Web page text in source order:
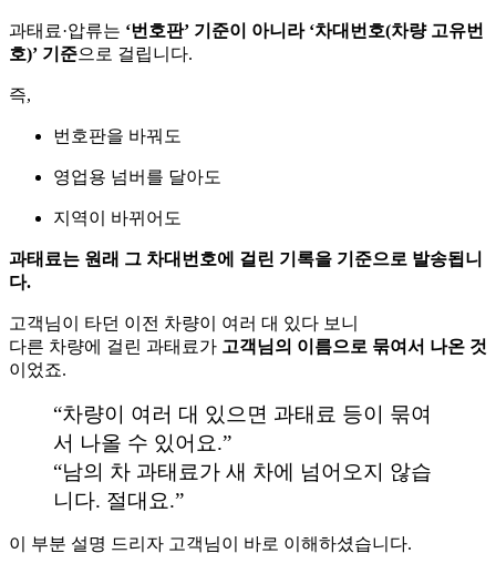
과태료·압류는 ‘번호판’ 기준이 아니라 ‘차대번호(차량 고유번
호)’ 기준으로 걸립니다.
즉,
번호판을 바꿔도
영업용 넘버를 달아도
지역이 바뀌어도
과태료는 원래 그 차대번호에 걸린 기록을 기준으로 발송됩니
다.
고객님이 타던 이전 차량이 여러 대 있다 보니
다른 차량에 걸린 과태료가 고객님의 이름으로 묶여서 나온 것
이었죠.
“차량이 여러 대 있으면 과태료 등이 묶여
서 나올 수 있어요.”
“남의 차 과태료가 새 차에 넘어오지 않습
니다. 절대요.”
이 부분 설명 드리자 고객님이 바로 이해하셨습니다.